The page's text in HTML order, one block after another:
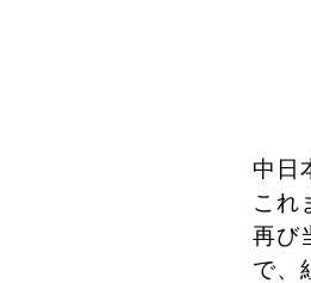
中日
これ
再び
で、